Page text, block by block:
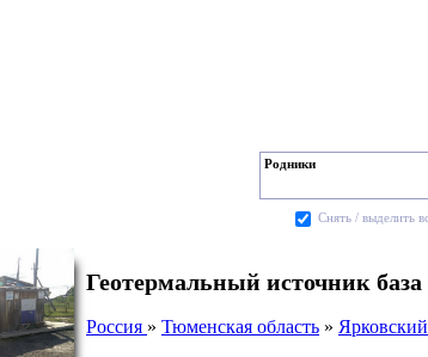
Родники
Cнять / выделить
Геотермальный источник
Россия » Тюменская область »